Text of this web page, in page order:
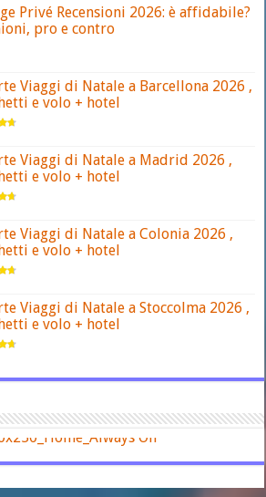
Privé Recensioni 2026: è affidabile?
pro e contro
Viaggi di Natale a Barcellona 2026 ,
e volo + hotel
Viaggi di Natale a Madrid 2026 ,
e volo + hotel
Viaggi di Natale a Colonia 2026 ,
e volo + hotel
Viaggi di Natale a Stoccolma 2026 ,
e volo + hotel